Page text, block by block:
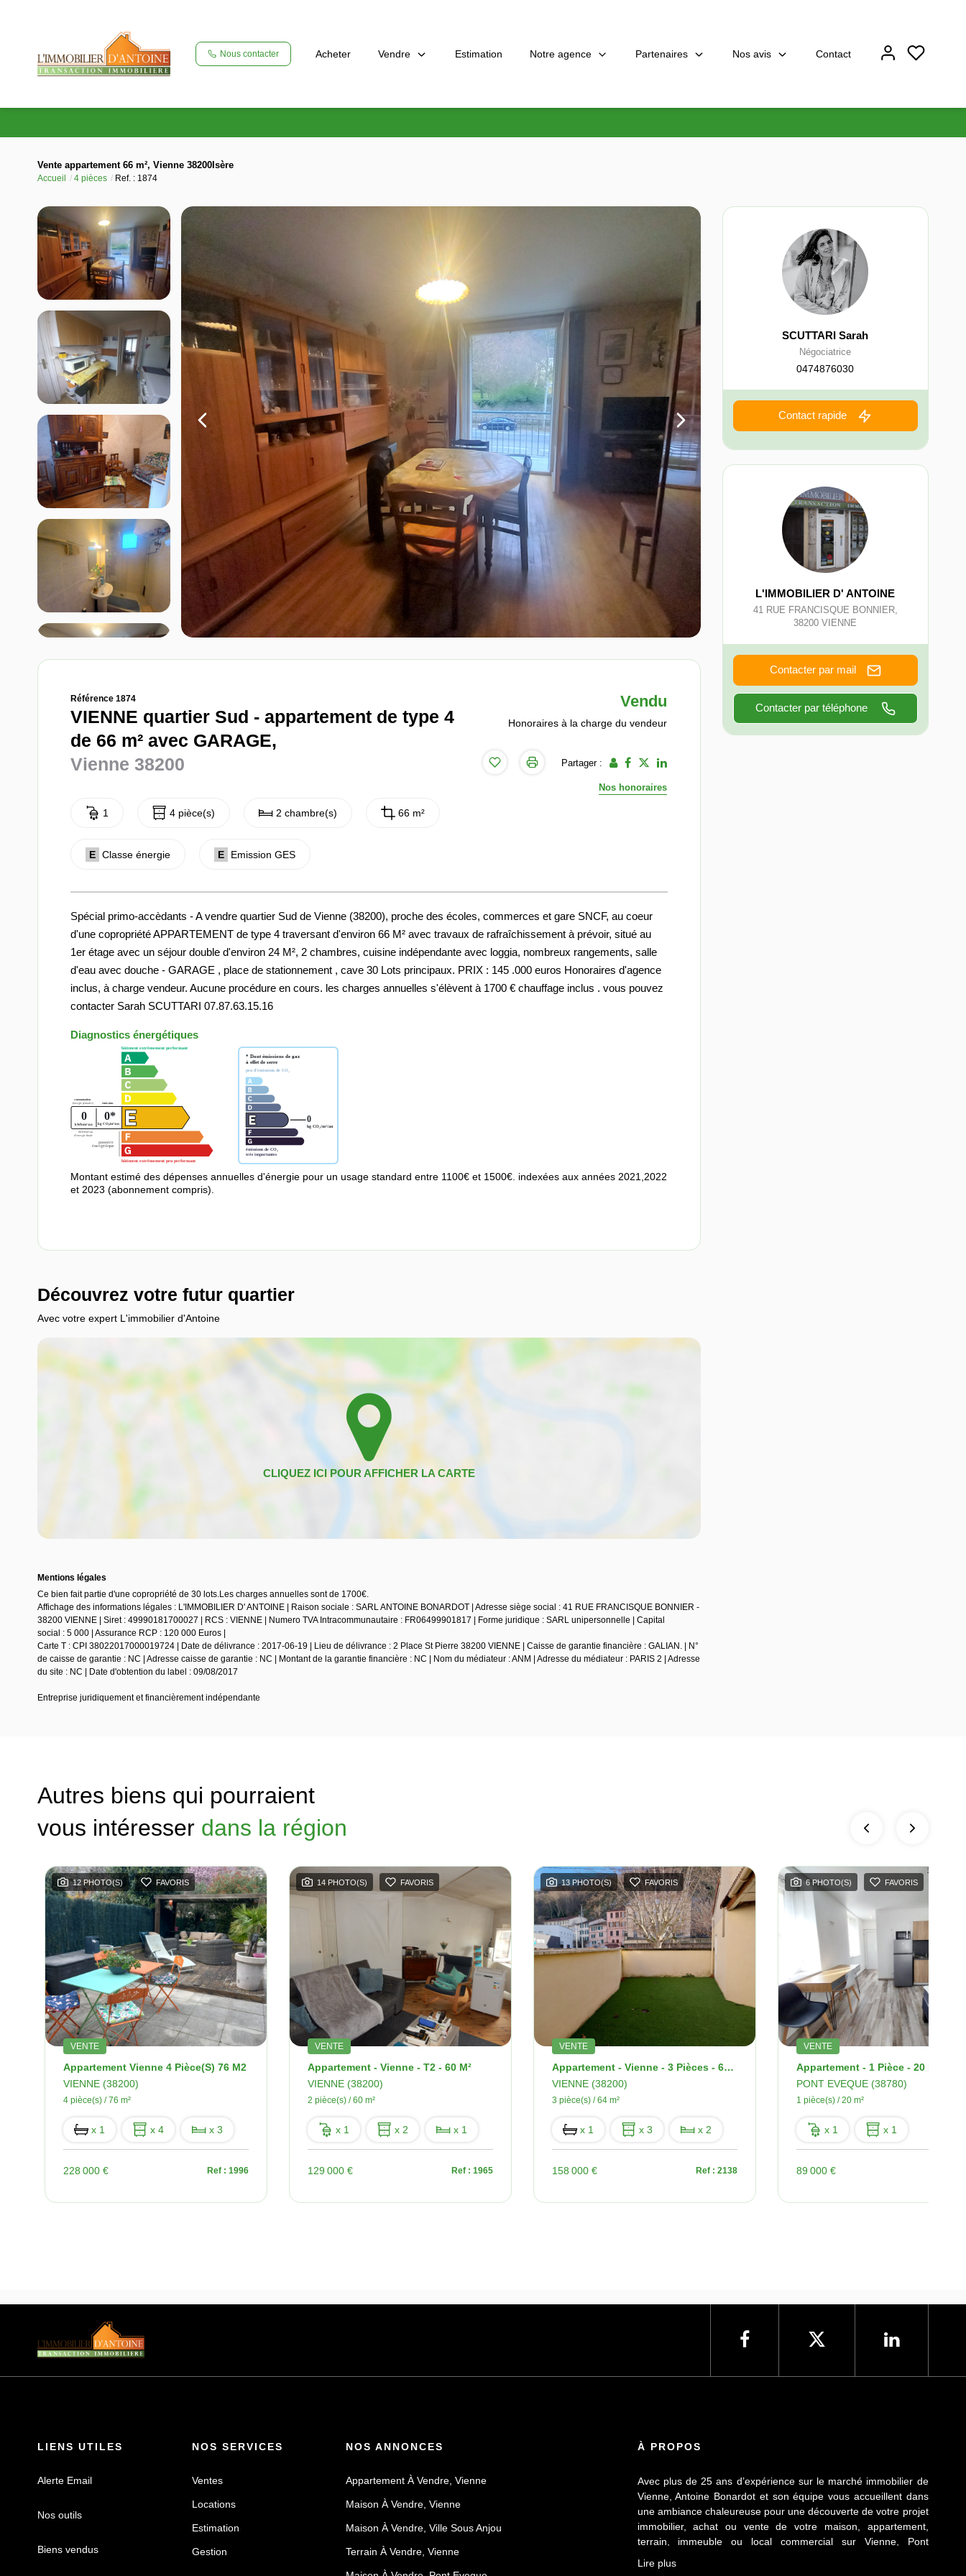
Nous contacter Acheter Vendre Estimation Notre agence Partenaires Nos avis Contact
Vente appartement 66 m², Vienne 38200Isère
Accueil 4 pièces Ref. : 1874
Référence 1874
VIENNE quartier Sud - appartement de type 4
de 66 m² avec GARAGE,
Vienne 38200
1 4 pièce(s) 2 chambre(s) 66 m²
E Classe énergie E Emission GES
Vendu
Honoraires à la charge du vendeur
Partager :
Nos honoraires
Spécial primo-accèdants - A vendre quartier Sud de Vienne (38200), proche des écoles, commerces et gare SNCF, au coeur
d'une copropriété APPARTEMENT de type 4 traversant d'environ 66 M² avec travaux de rafraîchissement à prévoir, situé au
1er étage avec un séjour double d'environ 24 M², 2 chambres, cuisine indépendante avec loggia, nombreux rangements, salle
d'eau avec douche - GARAGE , place de stationnement , cave 30 Lots principaux. PRIX : 145 .000 euros Honoraires d'agence
inclus, à charge vendeur. Aucune procédure en cours. les charges annuelles s'élèvent à 1700 € chauffage inclus . vous pouvez
contacter Sarah SCUTTARI 07.87.63.15.16
Diagnostics énergétiques
Montant estimé des dépenses annuelles d'énergie pour un usage standard entre 1100€ et 1500€. indexées aux années 2021,2022
et 2023 (abonnement compris).
Découvrez votre futur quartier
Avec votre expert L'immobilier d'Antoine
SCUTTARI Sarah
Négociatrice
0474876030
Contact rapide
L'IMMOBILIER D' ANTOINE
41 RUE FRANCISQUE BONNIER,
38200 VIENNE
Contacter par mail
Contacter par téléphone
Mentions légales
Ce bien fait partie d'une copropriété de 30 lots.Les charges annuelles sont de 1700€.
Affichage des informations légales : L'IMMOBILIER D' ANTOINE | Raison sociale : SARL ANTOINE BONARDOT | Adresse siège social : 41 RUE FRANCISQUE BONNIER -
38200 VIENNE | Siret : 49990181700027 | RCS : VIENNE | Numero TVA Intracommunautaire : FR06499901817 | Forme juridique : SARL unipersonnelle | Capital
social : 5 000 | Assurance RCP : 120 000 Euros |
Carte T : CPI 38022017000019724 | Date de délivrance : 2017-06-19 | Lieu de délivrance : 2 Place St Pierre 38200 VIENNE | Caisse de garantie financière : GALIAN. | N°
de caisse de garantie : NC | Adresse caisse de garantie : NC | Montant de la garantie financière : NC | Nom du médiateur : ANM | Adresse du médiateur : PARIS 2 | Adresse
du site : NC | Date d'obtention du label : 09/08/2017
Entreprise juridiquement et financièrement indépendante
Autres biens qui pourraient
vous intéresser dans la région
12 PHOTO(S) FAVORIS
VENTE
Appartement Vienne 4 Pièce(s) 76 M2
VIENNE (38200)
4 pièce(s) / 76 m²
x 1 x 4 x 3
228 000 € Ref : 1996
14 PHOTO(S) FAVORIS
VENTE
Appartement - Vienne - T2 - 60 M²
VIENNE (38200)
2 pièce(s) / 60 m²
x 1 x 2 x 1
129 000 € Ref : 1965
13 PHOTO(S) FAVORIS
VENTE
Appartement - Vienne - 3 Pièces - 64 M2 - Terrasse
VIENNE (38200)
3 pièce(s) / 64 m²
x 1 x 3 x 2
158 000 € Ref : 2138
6 PHOTO(S) FAVORIS
VENTE
PONT EVEQUE (38780)
1 pièce(s) / 20 m²
x 1 x 1
89 000 €
LIENS UTILES
Alerte Email
Nos outils
Biens vendus
NOS SERVICES
Ventes
Locations
Estimation
Gestion
NOS ANNONCES
Appartement À Vendre, Vienne
Maison À Vendre, Vienne
Maison À Vendre, Ville Sous Anjou
Terrain À Vendre, Vienne
À PROPOS
Avec plus de 25 ans d’expérience sur le marché immobilier de
Vienne, Antoine Bonardot et son équipe vous accueillent dans
une ambiance chaleureuse pour une découverte de votre projet
immobilier, achat ou vente de votre maison, appartement,
terrain, immeuble ou local commercial sur Vienne, Pont
viennoise. Attachée au respect déontologique de notre
Lire plus